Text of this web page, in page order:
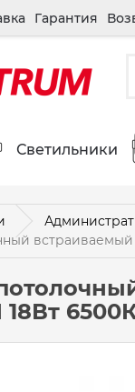
Гарантия
Светильники